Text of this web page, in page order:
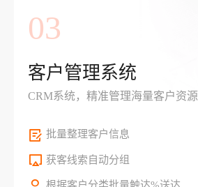
03
客户管理系统
CRM系统，精准管理海量客户资源
批量整理客户信息
获客线索自动分组